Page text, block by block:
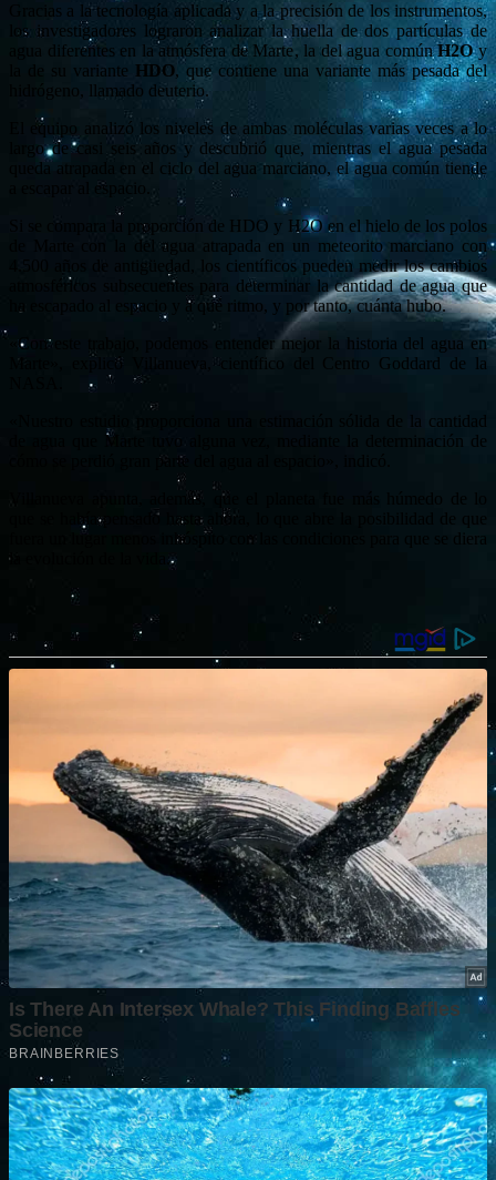
Gracias a la tecnología aplicada y a la precisión de los instrumentos,
los investigadores lograron analizar la huella de dos partículas de
agua diferentes en la atmósfera de Marte, la del agua comúnH2Oy
la de su variante HDO, que contiene una variante más pesada del
hidrógeno, llamado deuterio.
El equipo analizó los niveles de ambas moléculas varias veces a lo
largo de casi seis años y descubrió que, mientras el agua pesada
queda atrapada en el ciclo del agua marciano, el agua común tiende
a escapar al espacio.
Si se compara la proporción de HDO y H2O en el hielo de los polos
de Marte con la del agua atrapada en un meteorito marciano con
4.500 años de antigüedad, los científicos pueden medir los cambios
atmosféricos subsecuentes para determinar la cantidad de agua que
ha escapado al espacio y a qué ritmo, y por tanto, cuánta hubo.
«Con este trabajo, podemos entender mejor la historia del agua en
Marte», explicó Villanueva, científico del Centro Goddard de la
«Nuestro estudio proporciona una estimación sólida de la cantidad
de agua que Marte tuvo alguna vez, mediante la determinación de
cómo se perdió gran parte del agua al espacio», indicó.
Villanueva apunta, además, que el planeta fue más húmedo de lo
que se había pensado hasta ahora, lo que abre la posibilidad de que
fuera un lugar menos inhóspito con las condiciones para que se diera
la evolución de la vida.